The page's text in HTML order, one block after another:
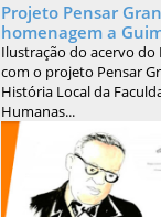
Projeto Pensar
homenagem a
Ilustração do acervo do
com o projeto Pensar
História Local da
Humanas...